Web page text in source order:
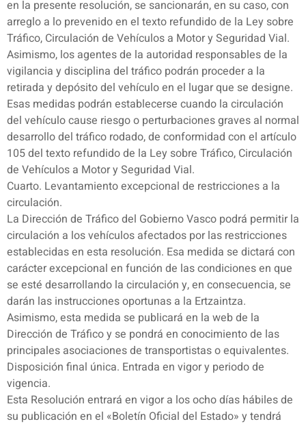
en la presente resolución, se sancionarán, en su caso, con
arreglo a lo prevenido en el texto refundido de la Ley sobre
Tráfico, Circulación de Vehículos a Motor y Seguridad Vial.
Asimismo, los agentes de la autoridad responsables de la
vigilancia y disciplina del tráfico podrán proceder a la
retirada y depósito del vehículo en el lugar que se designe.
Esas medidas podrán establecerse cuando la circulación
del vehículo cause riesgo o perturbaciones graves al normal
desarrollo del tráfico rodado, de conformidad con el artículo
105 del texto refundido de la Ley sobre Tráfico, Circulación
de Vehículos a Motor y Seguridad Vial.
Cuarto. Levantamiento excepcional de restricciones a la
circulación.
La Dirección de Tráfico del Gobierno Vasco podrá permitir la
circulación a los vehículos afectados por las restricciones
establecidas en esta resolución. Esa medida se dictará con
carácter excepcional en función de las condiciones en que
se esté desarrollando la circulación y, en consecuencia, se
darán las instrucciones oportunas a la Ertzaintza.
Asimismo, esta medida se publicará en la web de la
Dirección de Tráfico y se pondrá en conocimiento de las
principales asociaciones de transportistas o equivalentes.
Disposición final única. Entrada en vigor y periodo de
vigencia.
Esta Resolución entrará en vigor a los ocho días hábiles de
su publicación en el «Boletín Oficial del Estado» y tendrá